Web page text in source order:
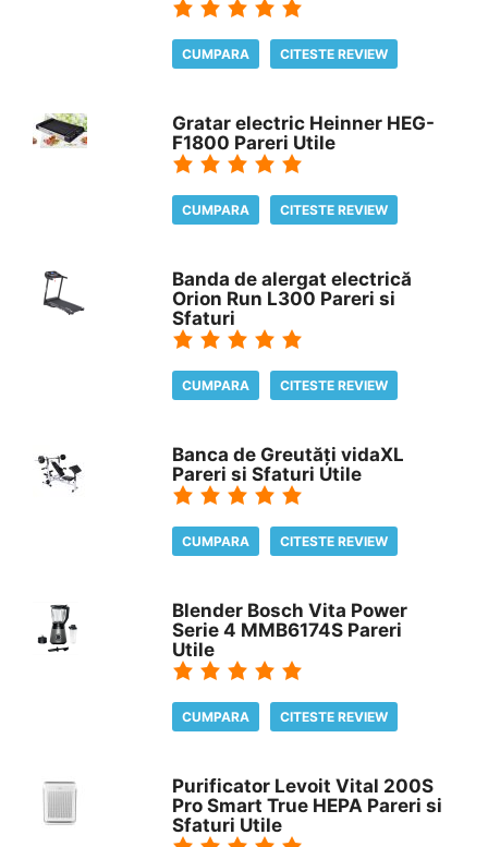
CUMPARA CITESTE REVIEW
Gratar electric Heinner HEG-
F1800 Pareri Utile
CUMPARA CITESTE REVIEW
Banda de alergat electrică
Orion Run L300 Pareri si
Sfaturi
CUMPARA CITESTE REVIEW
Banca de Greutăți vidaXL
Pareri si Sfaturi Utile
CUMPARA CITESTE REVIEW
Blender Bosch Vita Power
Serie 4 MMB6174S Pareri
Utile
CUMPARA CITESTE REVIEW
Purificator Levoit Vital 200S
Pro Smart True HEPA Pareri si
Sfaturi Utile